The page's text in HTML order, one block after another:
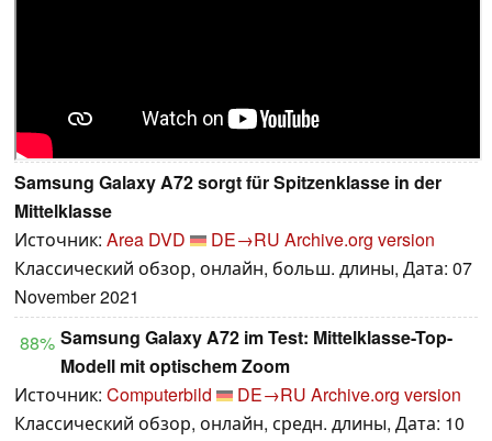
Samsung Galaxy A72 sorgt für Spitzenklasse in der
Mittelklasse
Источник: Area DVD DE→RU Archive.org version
Классический обзор, онлайн, больш. длины, Дата: 07
November 2021
88% Samsung Galaxy A72 im Test: Mittelklasse-Top-
Modell mit optischem Zoom
Источник: Computerbild DE→RU Archive.org version
Классический обзор, онлайн, средн. длины, Дата: 10